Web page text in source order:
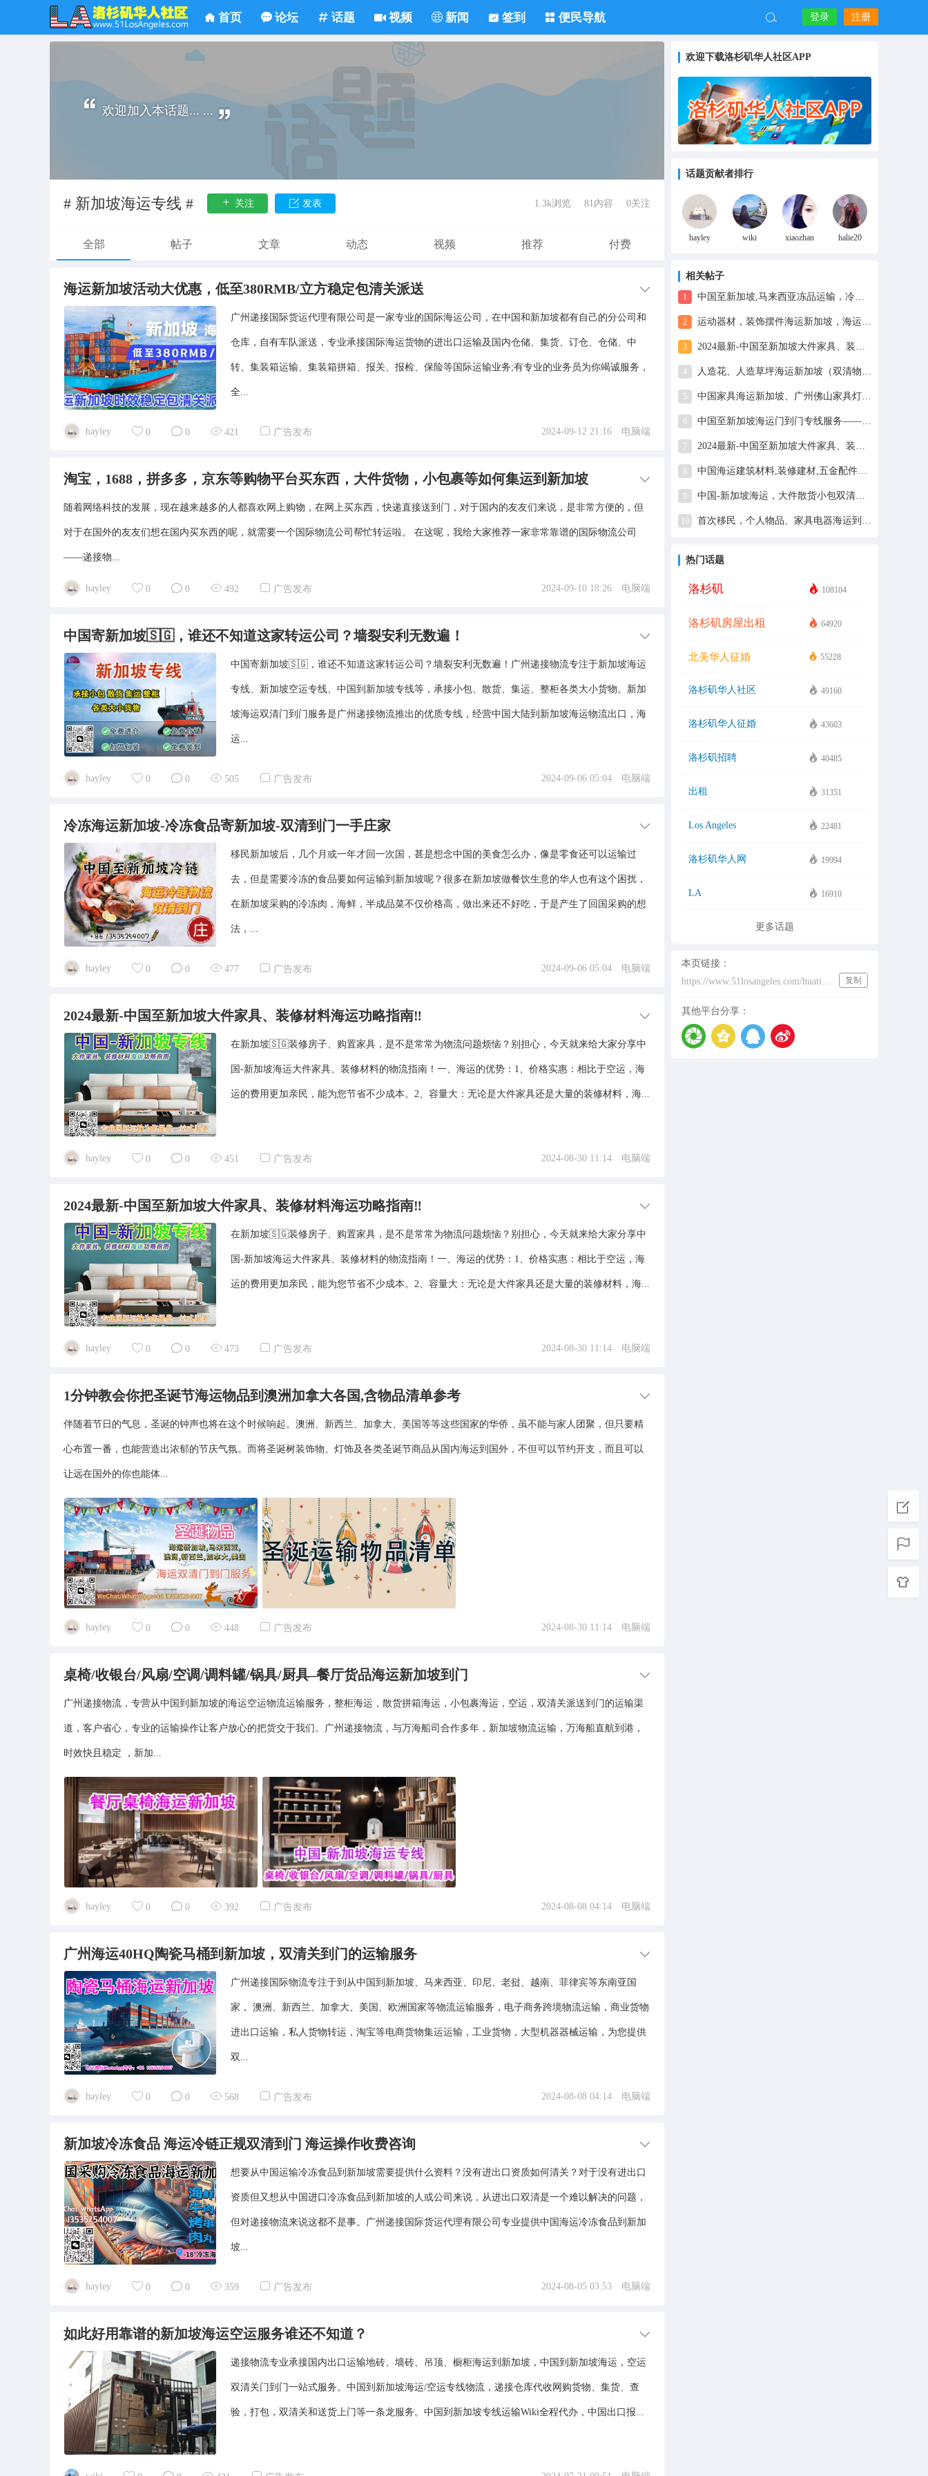
首页 论坛 话题 视频 新闻 签到 便民导航 登录 注册
欢迎下载洛杉矶华人社区APP
话题贡献者排行
hayley wiki xiaozhan halie20
相关帖子
1 中国至新加坡,马来西亚冻品运输，冷冻烧烤串海运冷链运输
2 运动器材，装饰摆件海运新加坡，海运双清到门运输-优质物流
3 2024最新-中国至新加坡大件家具、装修材料海运功略指南‼️
4 人造花、人造草坪海运新加坡（双清物流）
5 中国家具海运新加坡、广州佛山家具灯具出口包双清关派送
6 中国至新加坡海运门到门专线服务——全岛华人移民搬家首选
7 2024最新-中国至新加坡大件家具、装修材料海运功略指南‼️
中国海运建筑材料,装修建材,五金配件到新加坡-双清到门服务
9 中国-新加坡海运，大件散货小包双清包送货到门服务-递接物流
首次移民，个人物品、家具电器海运到新加坡需要多少预算？
热门话题
洛杉矶 108104
洛杉矶房屋出租 64920
北美华人征婚 55228
洛杉矶华人社区 49160
洛杉矶华人征婚 43603
洛杉矶招聘 40485
出租 31351
Los Angeles 22481
洛杉矶华人网 19994
LA 16910
更多话题
本页链接：
https://www.51losangeles.com/huati/%E6%96%B0%E5%8A%A0%E5%9D%A1%E6%B5%B7%E8%BF%90%E4%B8%93%E7%BA%BF
复制
其他平台分享：
欢迎加入本话题... ...
# 新加坡海运专线 # 关注 发表 1.3k浏览 81内容 0关注
全部 帖子 文章 动态 视频 推荐 付费
海运新加坡活动大优惠，低至380RMB/立方稳定包清关派送
广州递接国际货运代理有限公司是一家专业的国际海运公司，在中国和新加坡都有自己的分公司和
仓库，自有车队派送，专业承接国际海运货物的进出口运输及国内仓储、集货、订仓、仓储、中
转、集装箱运输、集装箱拼箱、报关、报检、保险等国际运输业务;有专业的业务员为你竭诚服务，
全...
hayley 0 0 421 广告发布 2024-09-12 21:16 电脑端
淘宝，1688，拼多多，京东等购物平台买东西，大件货物，小包裹等如何集运到新加坡
随着网络科技的发展，现在越来越多的人都喜欢网上购物，在网上买东西，快递直接送到门，对于国内的友友们来说，是非常方便的，但
对于在国外的友友们想在国内买东西的呢，就需要一个国际物流公司帮忙转运啦。 在这呢，我给大家推荐一家非常靠谱的国际物流公司
——递接物...
hayley 0 0 492 广告发布 2024-09-10 18:26 电脑端
中国寄新加坡🇸🇬，谁还不知道这家转运公司？墙裂安利无数遍！
中国寄新加坡🇸🇬，谁还不知道这家转运公司？墙裂安利无数遍！广州递接物流专注于新加坡海运
专线、新加坡空运专线、中国到新加坡专线等，承接小包、散货、集运、整柜各类大小货物。新加
坡海运双清门到门服务是广州递接物流推出的优质专线，经营中国大陆到新加坡海运物流出口，海
运...
hayley 0 0 505 广告发布 2024-09-06 05:04 电脑端
冷冻海运新加坡-冷冻食品寄新加坡-双清到门一手庄家
移民新加坡后，几个月或一年才回一次国，甚是想念中国的美食怎么办，像是零食还可以运输过
去，但是需要冷冻的食品要如何运输到新加坡呢？很多在新加坡做餐饮生意的华人也有这个困扰，
在新加坡采购的冷冻肉，海鲜，半成品菜不仅价格高，做出来还不好吃，于是产生了回国采购的想
法，...
hayley 0 0 477 广告发布 2024-09-06 05:04 电脑端
2024最新-中国至新加坡大件家具、装修材料海运功略指南‼️
在新加坡🇸🇬装修房子、购置家具，是不是常常为物流问题烦恼？别担心，今天就来给大家分享中
国-新加坡海运大件家具、装修材料的物流指南！一、海运的优势：1、价格实惠：相比于空运，海
运的费用更加亲民，能为您节省不少成本。2、容量大：无论是大件家具还是大量的装修材料，海...
hayley 0 0 451 广告发布 2024-08-30 11:14 电脑端
2024最新-中国至新加坡大件家具、装修材料海运功略指南‼️
在新加坡🇸🇬装修房子、购置家具，是不是常常为物流问题烦恼？别担心，今天就来给大家分享中
国-新加坡海运大件家具、装修材料的物流指南！一、海运的优势：1、价格实惠：相比于空运，海
运的费用更加亲民，能为您节省不少成本。2、容量大：无论是大件家具还是大量的装修材料，海...
hayley 0 0 473 广告发布 2024-08-30 11:14 电脑端
1分钟教会你把圣诞节海运物品到澳洲加拿大各国,含物品清单参考
伴随着节日的气息，圣诞的钟声也将在这个时候响起。澳洲、新西兰、加拿大、美国等等这些国家的华侨，虽不能与家人团聚，但只要精
心布置一番，也能营造出浓郁的节庆气氛。而将圣诞树装饰物、灯饰及各类圣诞节商品从国内海运到国外，不但可以节约开支，而且可以
让远在国外的你也能体...
hayley 0 0 448 广告发布 2024-08-30 11:14 电脑端
桌椅/收银台/风扇/空调/调料罐/锅具/厨具–餐厅货品海运新加坡到门
广州递接物流，专营从中国到新加坡的海运空运物流运输服务，整柜海运，散货拼箱海运，小包裹海运，空运，双清关派送到门的运输渠
道，客户省心，专业的运输操作让客户放心的把货交于我们。广州递接物流，与万海船司合作多年，新加坡物流运输，万海船直航到港，
时效快且稳定 ，新加...
hayley 0 0 392 广告发布 2024-08-08 04:14 电脑端
广州海运40HQ陶瓷马桶到新加坡，双清关到门的运输服务
广州递接国际物流专注于到从中国到新加坡、马来西亚、印尼、老挝、越南、菲律宾等东南亚国
家， 澳洲、新西兰、加拿大、美国、欧洲国家等物流运输服务，电子商务跨境物流运输，商业货物
进出口运输，私人货物转运，淘宝等电商货物集运运输，工业货物，大型机器器械运输，为您提供
双...
hayley 0 0 568 广告发布 2024-08-08 04:14 电脑端
新加坡冷冻食品 海运冷链正规双清到门 海运操作收费咨询
想要从中国运输冷冻食品到新加坡需要提供什么资料？没有进出口资质如何清关？对于没有进出口
资质但又想从中国进口冷冻食品到新加坡的人或公司来说，从进出口双清是一个难以解决的问题，
但对递接物流来说这都不是事。广州递接国际货运代理有限公司专业提供中国海运冷冻食品到新加
坡...
hayley 0 0 359 广告发布 2024-08-05 03:53 电脑端
如此好用靠谱的新加坡海运空运服务谁还不知道？
递接物流专业承接国内出口运输地砖、墙砖、吊顶、橱柜海运到新加坡，中国到新加坡海运，空运
双清关门到门一站式服务。中国到新加坡海运/空运专线物流，递接仓库代收网购货物、集货、查
验，打包，双清关和送货上门等一条龙服务。中国到新加坡专线运输Wiki全程代办，中国出口报...